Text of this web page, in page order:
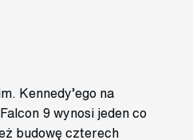
Kennedy’ego na
9 wynosi jeden co
budowę czterech